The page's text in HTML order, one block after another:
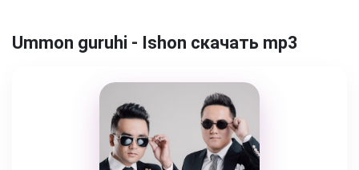
Ummon guruhi - Ishon скачать mp3